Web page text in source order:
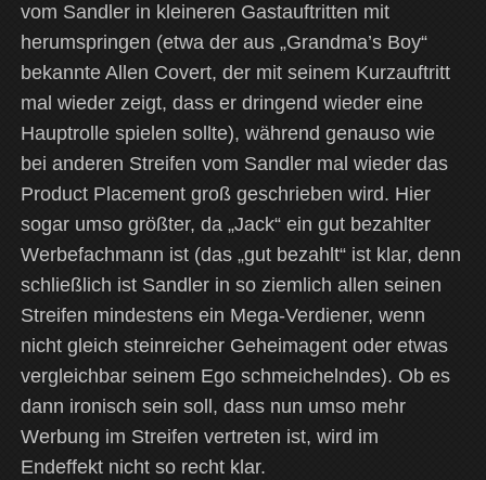
vom Sandler in kleineren Gastauftritten mit
herumspringen (etwa der aus „Grandma’s Boy“
bekannte Allen Covert, der mit seinem Kurzauftritt
mal wieder zeigt, dass er dringend wieder eine
Hauptrolle spielen sollte), während genauso wie
bei anderen Streifen vom Sandler mal wieder das
Product Placement groß geschrieben wird. Hier
sogar umso größter, da „Jack“ ein gut bezahlter
Werbefachmann ist (das „gut bezahlt“ ist klar, denn
schließlich ist Sandler in so ziemlich allen seinen
Streifen mindestens ein Mega-Verdiener, wenn
nicht gleich steinreicher Geheimagent oder etwas
vergleichbar seinem Ego schmeichelndes). Ob es
dann ironisch sein soll, dass nun umso mehr
Werbung im Streifen vertreten ist, wird im
Endeffekt nicht so recht klar.